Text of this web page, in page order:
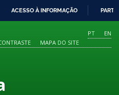
O
CONTEÚDO
ACESSO À INFORMAÇÃO
PT
EN
MAPA DO SITE